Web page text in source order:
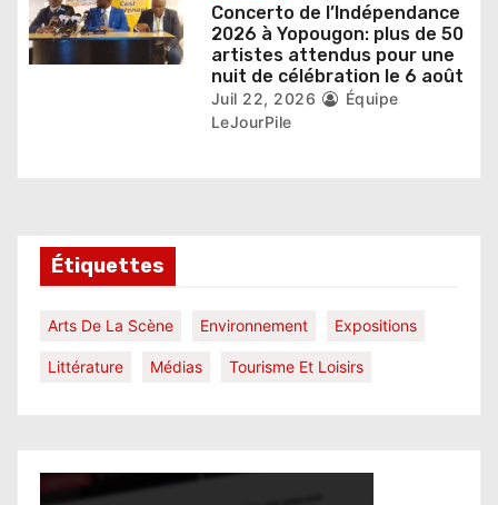
Concerto de l’Indépendance
2026 à Yopougon: plus de 50
artistes attendus pour une
nuit de célébration le 6 août
Juil 22, 2026
Équipe
LeJourPile
Étiquettes
Arts De La Scène Environnement Expositions
Littérature Médias Tourisme Et Loisirs